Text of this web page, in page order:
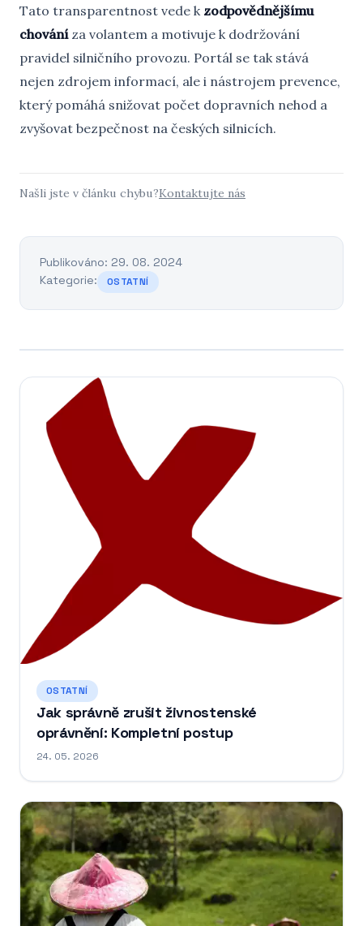
Tato transparentnost vede k zodpovědnějšímu
chováníza volantem a motivuje k dodržování
pravidel silničního provozu. Portál se tak stává
nejen zdrojem informací, ale i nástrojem prevence,
který pomáhá snižovat počet dopravních nehod a
zvyšovat bezpečnost na českých silnicích.
Našli jste v článku chybu?Kontaktujte nás
Publikováno: 29. 08. 2024
Kategorie:
OSTATNÍ
OSTATNÍ
Jak správně zrušit živnostenské
oprávnění: Kompletní postup
24. 05. 2026